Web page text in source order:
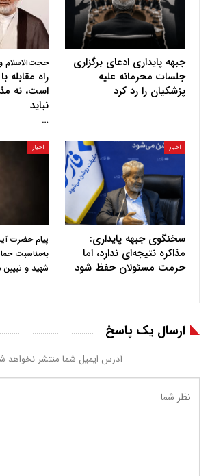
جبهه پایداری ادعای برگزاری
جلسات محرمانه علیه
پزشکیان را رد کرد
حجت‌الاسلام
راه مقابله
است، نه
نباید
…
اخبار
سخنگوی جبهه پایداری:
مذاکره نتیجه‌ای ندارد، اما
حرمت مسئولان حفظ شود
اخبار
پیام حضرت
به‌مناسبت
شهید و
ارسال یک پاسخ
آدرس ایمیل شما منتشر نخواهد